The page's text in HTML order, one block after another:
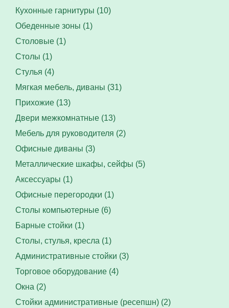
Кухонные гарнитуры (10)
Обеденные зоны (1)
Столовые (1)
Столы (1)
Стулья (4)
Мягкая мебель, диваны (31)
Прихожие (13)
Двери межкомнатные (13)
Мебель для руководителя (2)
Офисные диваны (3)
Металлические шкафы, сейфы (5)
Аксессуары (1)
Офисные перегородки (1)
Столы компьютерные (6)
Барные стойки (1)
Столы, стулья, кресла (1)
Административные стойки (3)
Торговое оборудование (4)
Окна (2)
Стойки административные (ресепшн) (2)